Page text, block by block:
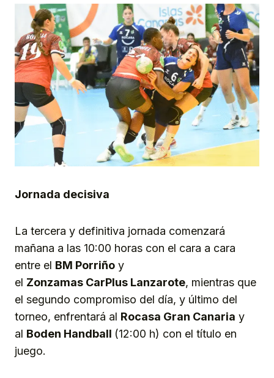
Jornada decisiva
La tercera y definitiva jornada comenzará
mañana a las 10:00 horas con el cara a cara
entre el BM Porriño y
el Zonzamas CarPlus Lanzarote, mientras que
el segundo compromiso del día, y último del
torneo, enfrentará al Rocasa Gran Canaria y
al Boden Handball (12:00 h) con el título en
juego.